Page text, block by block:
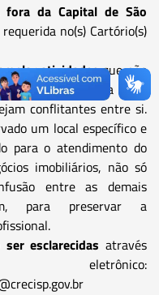
da Capital de São
no(s) Cartório(s)
atividadesque não
da área
conflitantes entre si.
um local específico e
para o atendimento do
imobiliários, não só
entre as demais
para preservar a
esclarecidas através
eletrônico: